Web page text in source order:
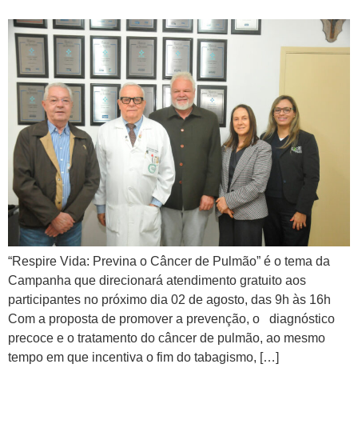
“Respire Vida: Previna o Câncer de Pulmão” é o tema da
Campanha que direcionará atendimento gratuito aos
participantes no próximo dia 02 de agosto, das 9h às 16h
Com a proposta de promover a prevenção, o diagnóstico
precoce e o tratamento do câncer de pulmão, ao mesmo
tempo em que incentiva o fim do tabagismo, […]